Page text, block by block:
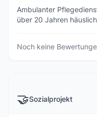
Ambulanter
über 20 Jahren
Noch keine
🤝Sozialprojekt